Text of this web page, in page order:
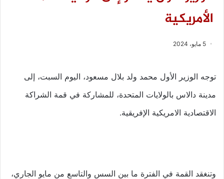
الأمريكية
5 مايو، 2024
توجه الوزير الأول محمد ولد بلال مسعود، اليوم السبت، إلى
مدينة دالاس بالولايات المتحدة، للمشاركة في قمة الشراكة
الاقتصادية الامريكية الإفريقية.
وتنغقد القمة في الفترة ما بين السس والتاسع من مايو الجاري،